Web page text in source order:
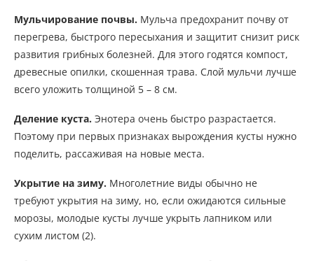
Мульчирование почвы. Мульча предохранит почву от
перегрева, быстрого пересыхания и защитит снизит риск
развития грибных болезней. Для этого годятся компост,
древесные опилки, скошенная трава. Слой мульчи лучше
всего уложить толщиной 5 – 8 см.
Деление куста. Энотера очень быстро разрастается.
Поэтому при первых признаках вырождения кусты нужно
поделить, рассаживая на новые места.
Укрытие на зиму. Многолетние виды обычно не
требуют укрытия на зиму, но, если ожидаются сильные
морозы, молодые кусты лучше укрыть лапником или
сухим листом (2).